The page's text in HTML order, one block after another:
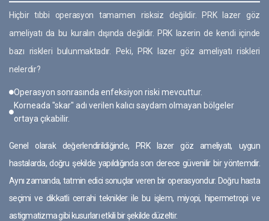
Hiçbir tıbbi operasyon tamamen risksiz değildir. PRK lazer göz
ameliyatı da bu kuralın dışında değildir. PRK lazerin de kendi içinde
bazı riskleri bulunmaktadır. Peki, PRK lazer göz ameliyatı riskleri
nelerdir?
Operasyon sonrasında enfeksiyon riski mevcuttur.
Korneada "skar" adı verilen kalıcı saydam olmayan bölgeler
ortaya çıkabilir.
Genel olarak değerlendirildiğinde, PRK lazer göz ameliyatı, uygun
hastalarda, doğru şekilde yapıldığında son derece güvenilir bir yöntemdir.
Aynı zamanda, tatmin edici sonuçlar veren bir operasyondur. Doğru hasta
seçimi ve dikkatli cerrahi teknikler ile bu işlem, miyopi, hipermetropi ve
astigmatizma gibi kusurları etkili bir şekilde düzeltir.